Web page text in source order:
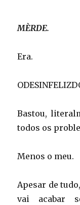
MÈRDE.
Era.
Bastou,
todos os
Menos o meu.
Apesar de
vai acabar